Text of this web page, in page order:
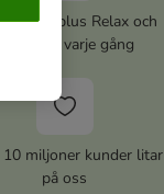
zooplus Relax och
spara 5% varje gång
10 miljoner kunder litar
på oss